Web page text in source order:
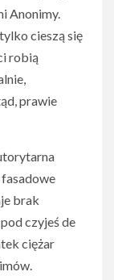
Anonimy.
cieszą się
robią
prawie
brak
czyjeś de
ciężar